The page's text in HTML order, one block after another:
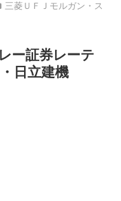
三菱ＵＦＪモルガン・ス
ー証券レーテ
日立建機